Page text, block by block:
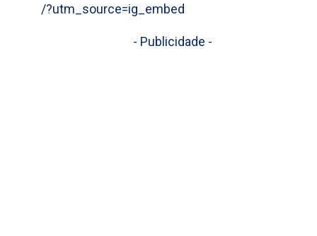
/?utm_source=ig_embed
- Publicidade -